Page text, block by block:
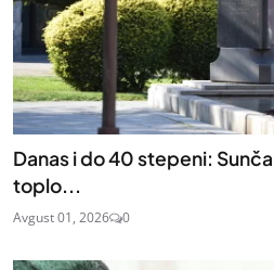
Danas i do 40 stepeni:
toplo...
Avgust 01, 2026 0